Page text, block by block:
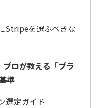
Stripeを選ぶべきな
ロが教える「プラ
準
選定ガイド